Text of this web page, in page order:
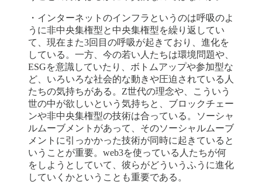
・インターネットのインフラというのは呼吸のよ
うに非中央集権型と中央集権型を繰り返してい
て、現在また3回目の呼吸が起きており、進化を
している。一方、今の若い人たちは環境問題や、
ESGを意識していたり、ボトムアップや参加型な
ど、いろいろな社会的な動きや圧迫されている人
たちの気持ちがある。Z世代の理念や、こういう
世の中が欲しいという気持ちと、ブロックチェー
ンや非中央集権型の技術は合っている。ソーシャ
ルムーブメントがあって、そのソーシャルムーブ
メントに引っかかった技術が同時に起きていると
いうことが重要。web3を使っている人たちが何
をしようとしていて、彼らがどういうふうに進化
していくかということも重要である。